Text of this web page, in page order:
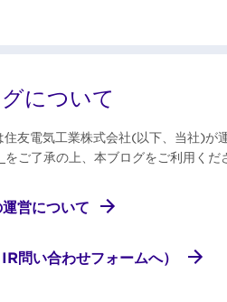
について
友電気工業株式会社(以下、当社)が
をご了承の上、本ブログをご利用くだ
営について
問い合わせフォームへ）